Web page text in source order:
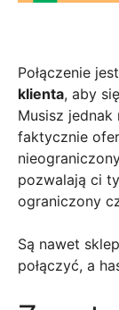
Połączenie
klienta, aby
Musisz
faktycznie
pozwalają ci
ograniczony
Są nawet
połączyć, a